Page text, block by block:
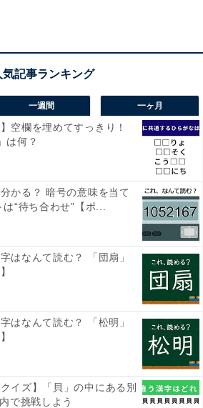
一の「しめ縄」「大太鼓」「大
る都道府県はどこ？ 【都道府県ク
一週間 一ヶ月
空欄を埋めてすっきり！
は何？
かる？ 暗号の意味を当て
“待ち合わせ”【ポ...
はなんて読む？ 「団扇」
はなんて読む？ 「松明」
イズ】「貝」の中にある別
で挑戦しよう